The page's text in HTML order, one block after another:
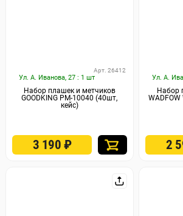
Ул. А. Иванова, 27 : 1 шт
Арт. 26412
Набор плашек и метчиков
GOODKING PM-10040 (40шт,
кейс)
3 190 ₽
Ул. А.
Набop
2